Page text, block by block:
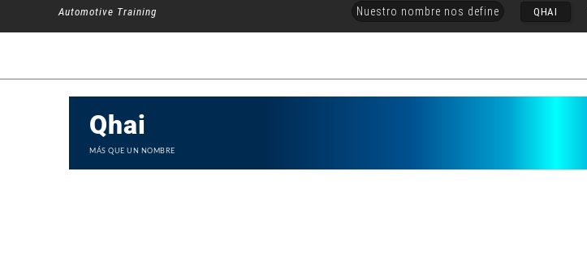
al
Automotive Training Nuestro nombre nos define QHAI
Qhai
MÁS QUE UN NOMBRE